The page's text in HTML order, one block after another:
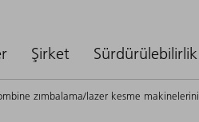
Şirket Sürdürülebilirlik
zımbalama/lazer kesme